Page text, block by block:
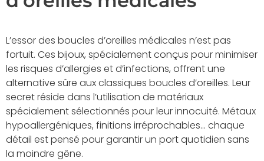
L’essor des boucles d’oreilles médicales n’est pas
fortuit. Ces bijoux, spécialement conçus pour minimiser
les risques d’allergies et d’infections, offrent une
alternative sûre aux classiques boucles d’oreilles. Leur
secret réside dans l’utilisation de matériaux
spécialement sélectionnés pour leur innocuité. Métaux
hypoallergéniques, finitions irréprochables… chaque
détail est pensé pour garantir un port quotidien sans
la moindre gêne.